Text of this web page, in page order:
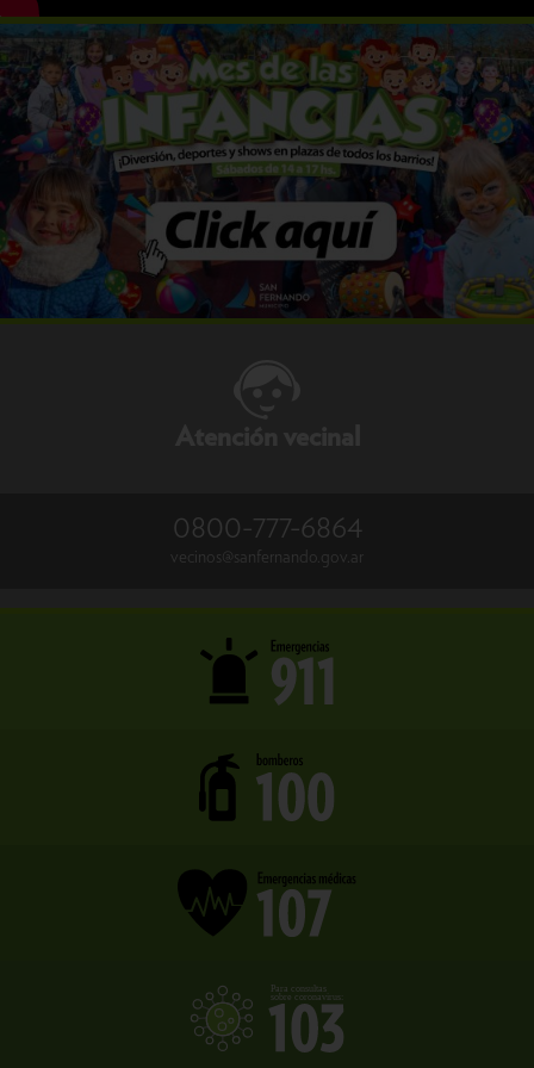
0800-777-6864
vecinos@sanfernando.gov.ar